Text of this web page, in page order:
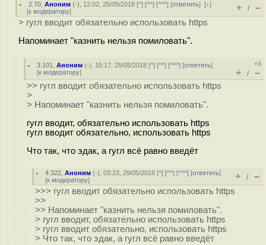
2.70 ,Аноним (-), 12:02, 25/05/2018 [^] [^^] [^^^] [ответить][↓]
[к модератору] + / –
> гугл вводит обязательно использовать https
Напоминает "казнить нельзя помиловать".
3.101 ,Аноним (-), 15:17, 25/05/2018 [^] [^^] [^^^] [ответить]
[к модератору]
+3
+ / –
>> гугл вводит обязательно использовать https
>
> Напоминает "казнить нельзя помиловать".
гугл вводит, обязательно использовать https
гугл вводит обязательно, использовать https
Что так, что эдак, а гугл всё равно введёт
4.322 ,Аноним (-), 03:23, 29/05/2018 [^] [^^] [^^^] [ответить]
[к модератору] + / –
>>> гугл вводит обязательно использовать https
>>
>> Напоминает "казнить нельзя помиловать".
> гугл вводит, обязательно использовать https
> гугл вводит обязательно, использовать https
> Что так, что эдак, а гугл всё равно введёт